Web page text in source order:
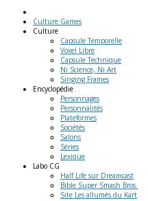
Culture Games
Culture
Capsule Temporelle
Voxel Libre
Capsule Technique
Ni Science, Ni Art
Singing Frames
Encyclopédie
Personnages
Personnalités
Plateformes
Sociétés
Salons
Séries
Lexique
Labo CG
Half Life sur Dreamcast
Bible Super Smash Bros.
Site Les allumés du Kart